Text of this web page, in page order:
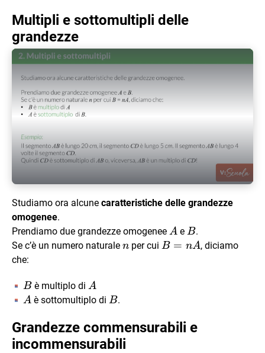
Multipli e sottomultipli delle
grandezze
Play Video
Studiamo ora alcune caratteristiche delle grandezze
omogenee.
Prendiamo due grandezze omogenee A
A e B
B.
Se c’è un numero naturale n
n per cui B
B = nA, diciamo
che:
B
Bè multiplo di A
A
A
A è sottomultiplo di B
B.
Grandezze commensurabili e
incommensurabili